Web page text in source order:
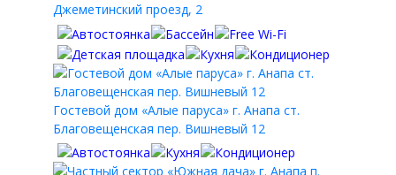
Джеметинский проезд, 2
Гостевой дом «Алые паруса» г. Анапа ст.
Благовещенская пер. Вишневый 12